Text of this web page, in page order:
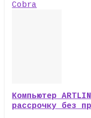
Cobra
Компьютер
рассрочку без